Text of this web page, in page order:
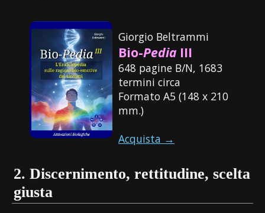
Giorgio Beltrammi
Bio-Pedia III
648 pagine B/N, 1683
termini circa
Formato A5 (148 x 210
mm.)
Acquista →
2. Discernimento, rettitudine, scelta
giusta